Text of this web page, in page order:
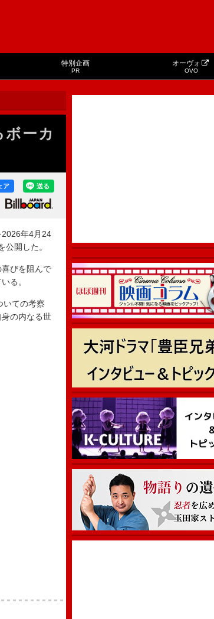
特別企画
PR
オーヴォ
OVO
ーカ
送る
ア
年4月24
開した。
びを阻んで
る。
いての考察
の内なる世